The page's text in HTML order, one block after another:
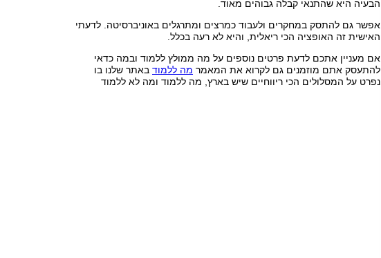
הבעיה היא שהתנאי קבלה גבוהים מאוד.
אפשר גם להתסק במחקרים ולעבוד כמרצים ומתרגלים באוניברסיטה. לדעתי
האישית זה האופציה הכי ריאלית, והיא לא רעה בכלל.
אם מעניין אתכם לדעת פרטים נוספים על מה ממולץ ללמוד ובמה כדאי
להתעסק אתם מוזמנים גם לקרוא את המאמר מה ללמוד באתר שלנו בו
נפרט על המסלולים הכי ריווחיים שיש בארץ, מה ללמוד ומה לא ללמוד